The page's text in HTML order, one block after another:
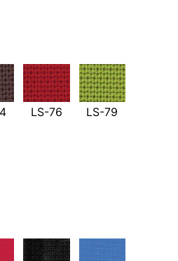
LS-76
LS-79